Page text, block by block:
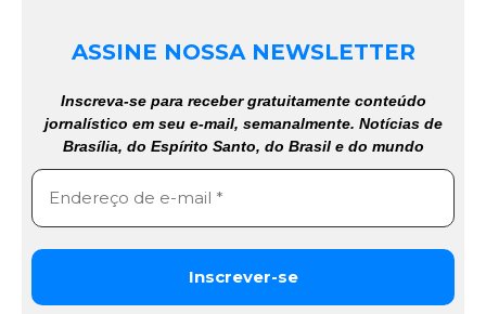
ASSINE NOSSA NEWSLETTER
Inscreva-se para receber gratuitamente conteúdo
jornalístico em seu e-mail, semanalmente. Notícias de
Brasília, do Espírito Santo, do Brasil e do mundo